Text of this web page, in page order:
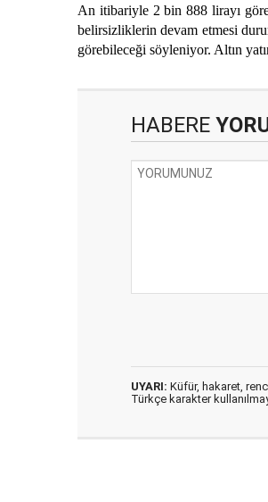
An itibariyle 2 bin 888 lirayı
belirsizliklerin devam etmesi
görebileceği söyleniyor. Altın
HABERE
UYARI: Küfür, hakaret,
Türkçe karakter